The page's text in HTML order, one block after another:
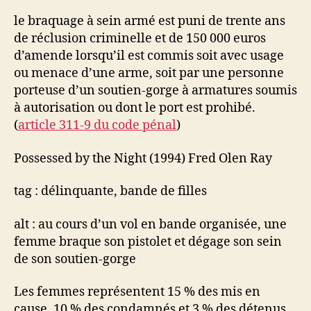
le braquage à sein armé est puni de trente ans
de réclusion criminelle et de 150 000 euros
d’amende lorsqu’il est commis soit avec usage
ou menace d’une arme, soit par une personne
porteuse d’un soutien-gorge à armatures soumis
à autorisation ou dont le port est prohibé.
(article 311-9 du code pénal)
Possessed by the Night (1994) Fred Olen Ray
tag : délinquante, bande de filles
alt : au cours d’un vol en bande organisée, une
femme braque son pistolet et dégage son sein
de son soutien-gorge
Les femmes représentent 15 % des mis en